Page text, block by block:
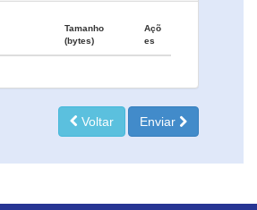
Tamanho
(bytes)
Açõ
es
Voltar Enviar